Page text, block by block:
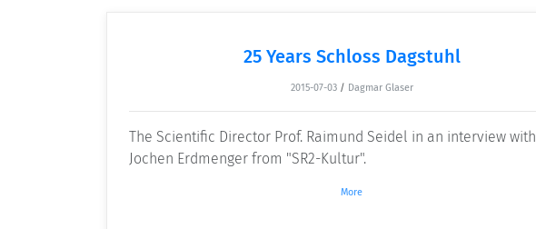
25 Years Schloss Dagstuhl
2015-07-03 / Dagmar Glaser
The Scientific Director Prof. Raimund Seidel in an interview with
Jochen Erdmenger from "SR2-Kultur".
More